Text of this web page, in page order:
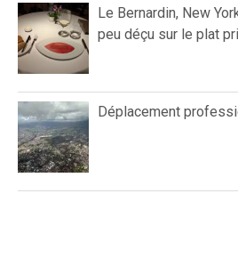
Le Bernardin, New
peu déçu sur le plat
Déplacement